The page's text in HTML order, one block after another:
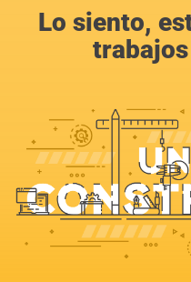
Lo siento,